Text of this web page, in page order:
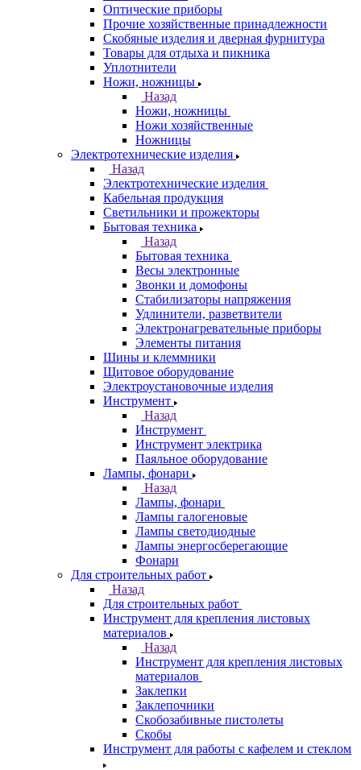
Оптические приборы
Прочие хозяйственные принадлежности
Скобяные изделия и дверная фурнитура
Товары для отдыха и пикника
Уплотнители
Ножи, ножницы
Назад
Ножи, ножницы
Ножи хозяйственные
Ножницы
Электротехнические изделия
Назад
Электротехнические изделия
Кабельная продукция
Светильники и прожекторы
Бытовая техника
Назад
Бытовая техника
Весы электронные
Звонки и домофоны
Стабилизаторы напряжения
Удлинители, разветвители
Электронагревательные приборы
Элементы питания
Шины и клеммники
Щитовое оборудование
Электроустановочные изделия
Инструмент
Назад
Инструмент
Инструмент электрика
Паяльное оборудование
Лампы, фонари
Назад
Лампы, фонари
Лампы галогеновые
Лампы светодиодные
Лампы энергосберегающие
Фонари
Для строительных работ
Назад
Для строительных работ
Инструмент для крепления листовых
материалов
Назад
Инструмент для крепления листовых
материалов
Заклепки
Заклепочники
Скобозабивные пистолеты
Скобы
Инструмент для работы с кафелем и стеклом